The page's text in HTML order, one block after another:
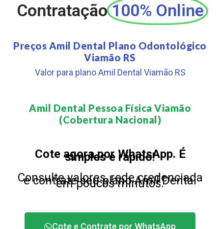
Contratação 100% Online
Preços Amil Dental Plano Odontológico
Viamão RS
Valor para plano Amil Dental Viamão RS
Amil Dental Pessoa Física Viamão
(Cobertura Nacional)​
Cote agora por WhatsApp. É
simples e rápido!
Consulte valores, rede credenciada
e contrate seu plano Amil Dental
em poucos minutos.
Cote e Contrate por WhatsApp